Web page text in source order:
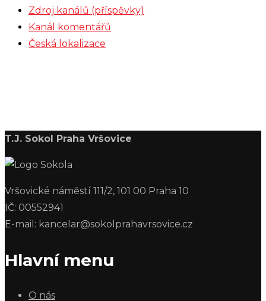
Zdroj kanálů (příspěvky)
Kanál komentářů
Česká lokalizace
T.J. Sokol Praha Vršovice
Vršovické náměstí 111/2, 101 00 Praha 10
IČ: 00552941
E-mail: kancelar@sokolprahavrsovice.cz
Hlavní menu
O nás